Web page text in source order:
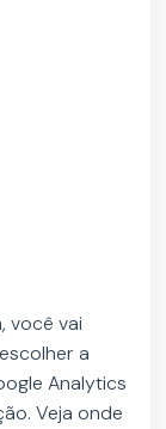
você vai
a
Analytics
Veja onde